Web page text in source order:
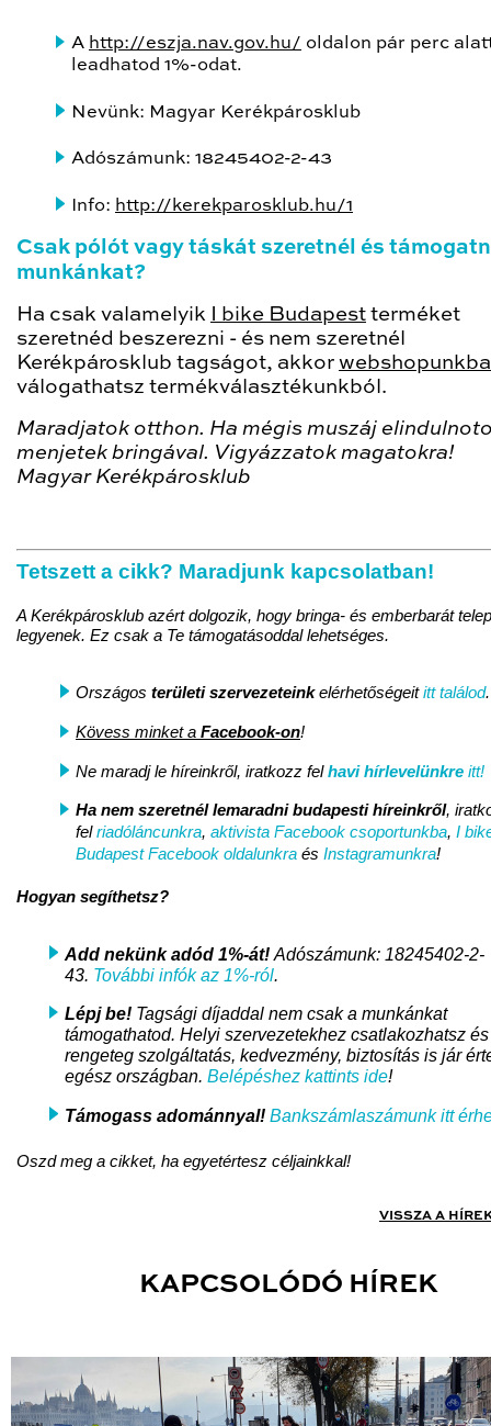
A http://eszja.nav.gov.hu/ oldalon pár perc
leadhatod 1%-odat.
Nevünk: Magyar Kerékpárosklub
Adószámunk: 18245402-2-43
Info: http://kerekparosklub.hu/1
Csak pólót vagy táskát szeretnél és
munkánkat?
Ha csak valamelyik I bike Budapest terméket
szeretnéd beszerezni - és nem szeretnél
Kerékpárosklub tagságot, akkor
válogathatsz termékválasztékunkból.
Maradjatok otthon. Ha mégis muszáj
menjetek bringával. Vigyázzatok magatokra!
Magyar Kerékpárosklub
Tetszett a cikk? Maradjunk kapcsolatban!
A Kerékpárosklub azért dolgozik, hogy bringa- és emberbarát
legyenek. Ez csak a Te támogatásoddal lehetséges.
Országos területi szervezeteinkelérhetőségeititt találod.
Kövess minket a Facebook-on!
Ne maradj le híreinkről, iratkozz felhavi hírlevelünkre itt!
Ha nem szeretnél lemaradni budapesti híreinkről,
felriadóláncunkra, aktivista Facebook csoportunkba, I
Budapest Facebook oldalunkra és Instagramunkra!
Hogyan segíthetsz?
Add nekünk adód 1%-át! Adószámunk: 18245402-2-
43. További infók az 1%-ról.
Lépj be! Tagsági díjaddal nem csak a munkánkat
támogathatod. Helyi szervezetekhez csatlakozhatsz és
rengeteg szolgáltatás, kedvezmény, biztosítás is jár
egész országban. Belépéshez kattints ide!
Támogass adománnyal! Bankszámlaszámunk itt
Oszd meg a cikket, ha egyetértesz céljainkkal!
VISSZA A
KAPCSOLÓDÓ HÍREK